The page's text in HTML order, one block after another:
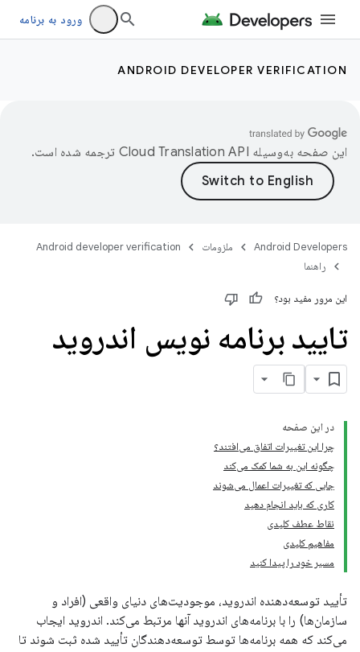
ورود به برنامه
ANDROID DEVELOPER VERIFICATION
این صفحه به‌وسیله ترجمه شده است.
Android Developers ملزومات
Android developer verification
راهنما
این مرور مفید بود؟
تایید برنامه نویس اندروید
در این صفحه
چرا این تغییرات اتفاق می‌افتند؟
چگونه این به شما کمک می‌کند
جایی که تغییرات اعمال می‌شوند
کاری که باید انجام دهید
نقاط عطف کلیدی
مفاهیم کلیدی
مسیر خود را پیدا کنید
تأیید توسعه‌دهنده اندروید، موجودیت‌های دنیای واقعی (افراد و
سازمان‌ها) را با برنامه‌های اندروید آنها مرتبط می‌کند. اندروید ایجاب
می‌کند که همه برنامه‌ها توسط توسعه‌دهندگان تأیید شده ثبت شوند تا